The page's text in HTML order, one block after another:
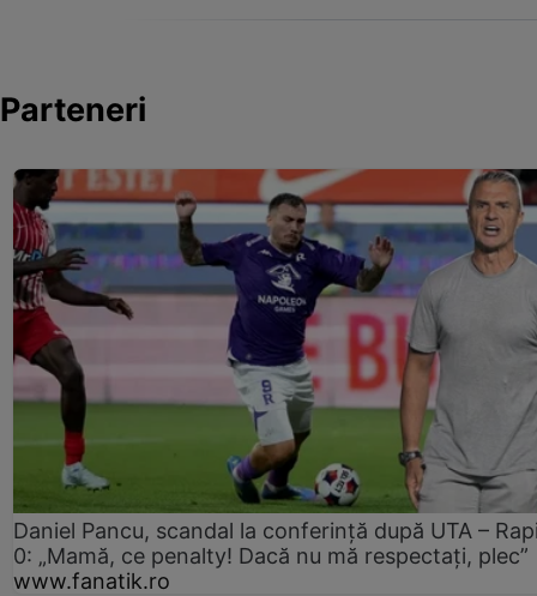
Parteneri
Daniel Pancu, scandal la conferință după UTA –
0: „Mamă, ce penalty! Dacă nu mă respectați, plec”
www.fanatik.ro